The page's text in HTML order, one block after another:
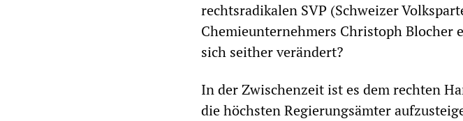
rechtsradikalen SVP (Schweizer
Chemieunternehmers Christoph Blocher
sich seither verändert?
In der Zwischenzeit ist es dem rechten
die höchsten Regierungsämter